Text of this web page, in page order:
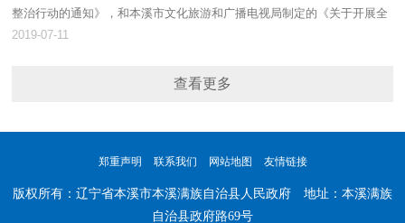
整治行动的通知》，和本溪市文化旅游和广播电视局制定的《关于开展全
市文化和旅游市场整治行动的方案》，保障本溪县文化和旅游市场有序平
2019-07-11
查看更多
郑重声明 联系我们 网站地图 友情链接
版权所有：辽宁省本溪市本溪满族自治县人民政府 地址：本溪满族
自治县政府路69号